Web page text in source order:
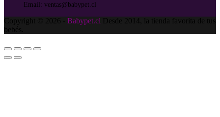
Email: ventas@babypet.cl
Copyright © 2026 - Babypet.cl Desde 2014, la tienda favorita de tus
bebés.